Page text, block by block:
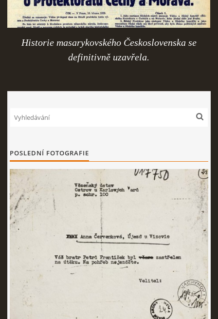
Historie masarykovského Československa se
definitivně uzavřela.
POSLEDNÍ FOTOGRAFIE